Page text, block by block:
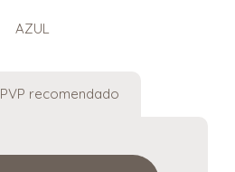
AZUL
PVP recomendado